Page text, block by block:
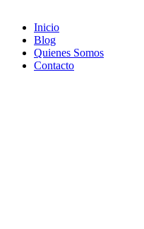
Inicio
Blog
Quienes Somos
Contacto